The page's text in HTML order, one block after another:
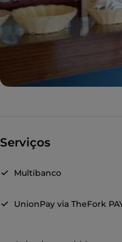
Serviços
Multibanco
UnionPay via TheFork